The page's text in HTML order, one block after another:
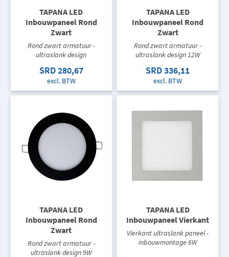
TAPANA LED
Inbouwpaneel Rond
Zwart
Rond zwart armatuur -
ultraslank design
SRD 280,67
excl. BTW
TAPANA LED
Inbouwpaneel Rond
Zwart
Rond zwart armatuur -
ultraslank design 12W
SRD 336,11
excl. BTW
TAPANA LED
Inbouwpaneel Rond
Zwart
Rond zwart armatuur -
ultraslank design 9W
TAPANA LED
Inbouwpaneel Vierkant
Vierkant ultraslank paneel -
inbouwmontage 6W